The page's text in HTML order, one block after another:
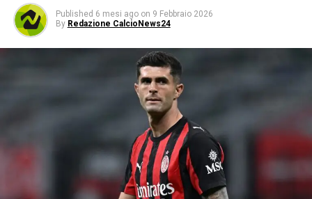
Published 6 mesi ago on 9 Febbraio 2026
By Redazione CalcioNews24